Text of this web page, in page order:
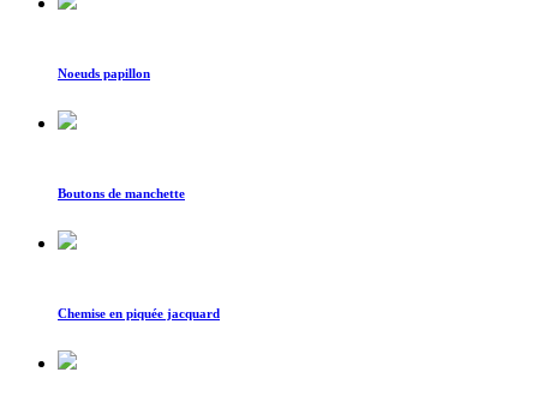
Noeuds papillon
Boutons de manchette
Chemise en piquée jacquard